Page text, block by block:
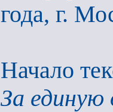
года, г.
Начало
За единую